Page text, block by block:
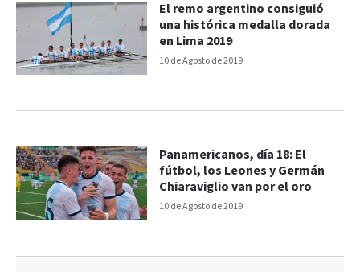
10 de Agosto de 2019
El remo argentino consiguió
una histórica medalla dorada
en Lima 2019
10 de Agosto de 2019
Panamericanos, día 18: El
fútbol, los Leones y Germán
Chiaraviglio van por el oro